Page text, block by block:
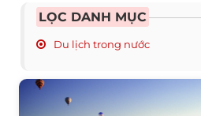
LỌC DANH MỤC
Du lịch trong nước